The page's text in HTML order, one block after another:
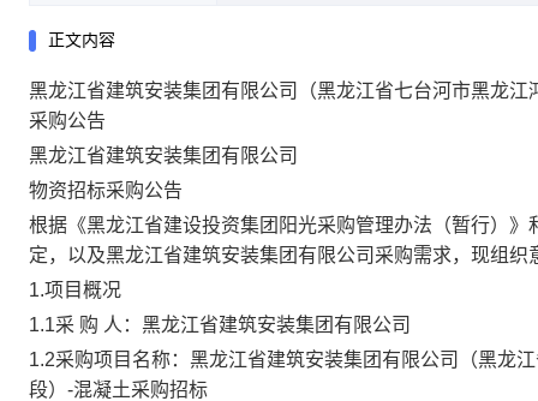
正文内容
黑龙江省建筑安装集团有限公司（黑龙江省七台河市黑龙
采购公告
黑龙江省建筑安装集团有限公司
物资招标采购公告
根据《黑龙江省建设投资集团阳光采购管理办法（暂行）》
定， 以及黑龙江省建筑安装集团有限公司采购需求， 现组织
1.项目概况
1.1采 购 人：黑龙江省建筑安装集团有限公司
1.2采购项目名称：黑龙江省建筑安装集团有限公司（黑龙
段） -混凝土采购招标